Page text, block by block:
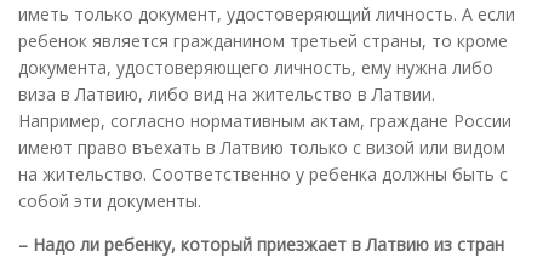
иметь только документ, удостоверяющий личность. А если
ребенок является гражданином третьей страны, то кроме
документа, удостоверяющего личность, ему нужна либо
виза в Латвию, либо вид на жительство в Латвии.
Например, согласно нормативным актам, граждане России
имеют право въехать в Латвию только с визой или видом
на жительство. Соответственно у ребенка должны быть с
собой эти документы.
– Надо ли ребенку, который приезжает в Латвию из стран